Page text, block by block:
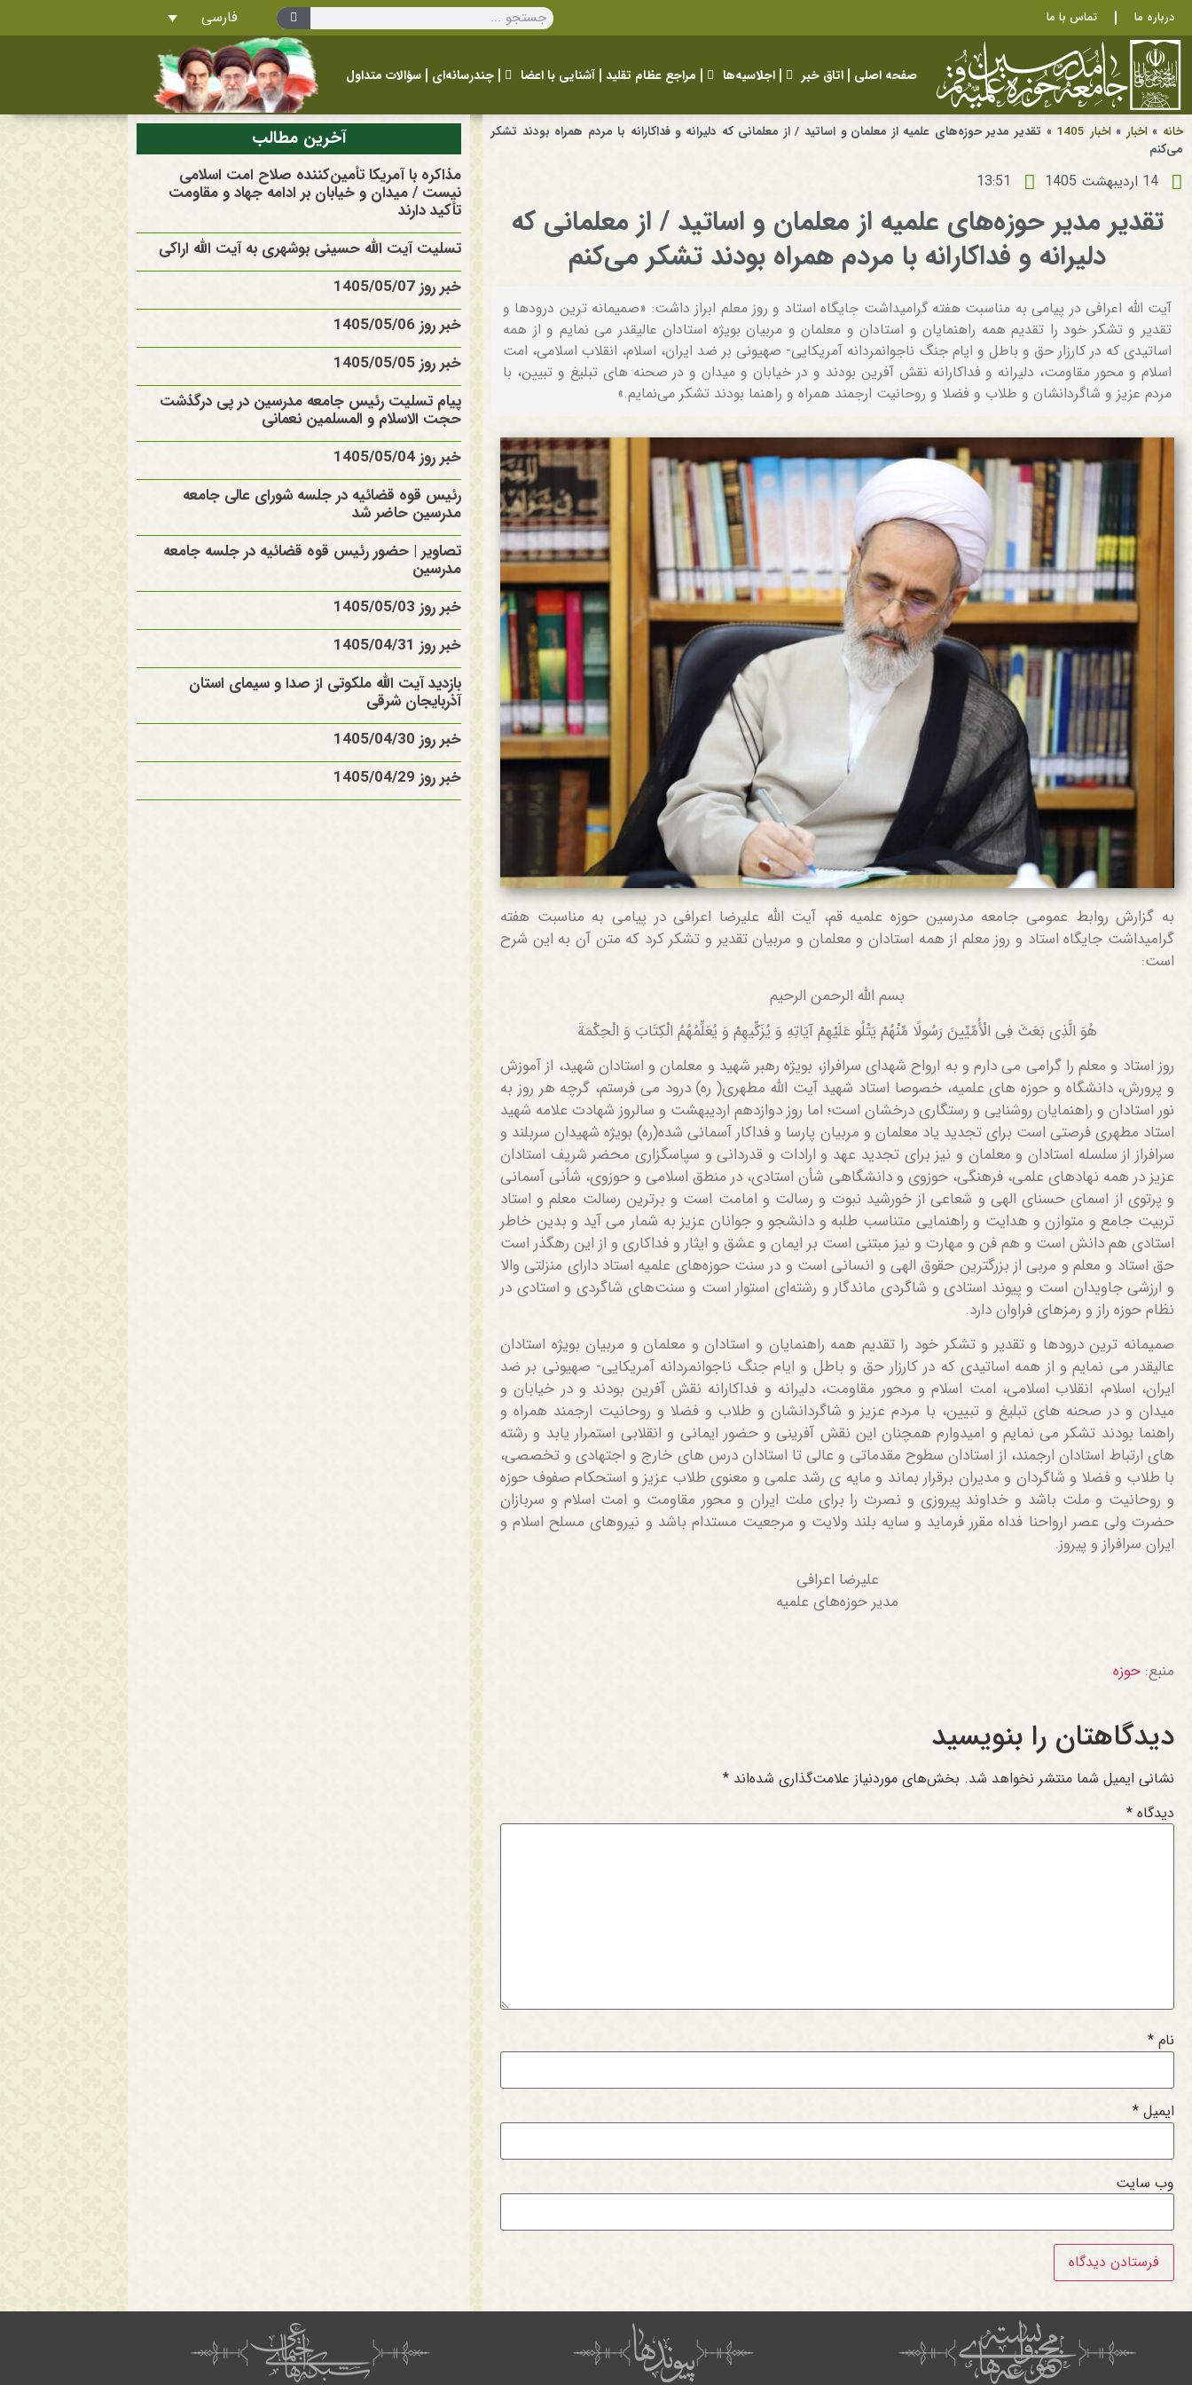
درباره ما تماس با ما فارسی
صفحه اصلی اتاق خبر اجلاسیه‌ها مراجع عظام تقلید آشنایی با اعضا چندرسانه‌ای سؤالات متداول
خانه »اخبار »اخبار 1405 » تقدیر مدیر حوزه‌های علمیه از معلمان و اساتید / از معلمانی که دلیرانه و فداکارانه با مردم همراه بودند تشکر
می‌کنم
14 اردیبهشت 1405 13:51
تقدیر مدیر حوزه‌های علمیه از معلمان و اساتید / از معلمانی که
دلیرانه و فداکارانه با مردم همراه بودند تشکر می‌کنم
آیت الله اعرافی در پیامی به مناسبت هفته گرامیداشت جایگاه استاد و روز معلم ابراز داشت: «صمیمانه ترین درودها و
تقدیر و تشکر خود را تقدیم همه راهنمایان و استادان و معلمان و مربیان بویژه استادان عالیقدر می نمایم و از همه
اساتیدی که در کارزار حق و باطل و ایام جنگ ناجوانمردانه آمریکایی- صهیونی بر ضد ایران، اسلام، انقلاب اسلامی، امت
اسلام و محور مقاومت، دلیرانه و فداکارانه نقش آفرین بودند و در خیابان و میدان و در صحنه های تبلیغ و تبیین، با
مردم عزیز و شاگردانشان و طلاب و فضلا و روحانیت ارجمند همراه و راهنما بودند تشکر می‌نمایم.»
به گزارش روابط عمومی جامعه مدرسین حوزه علمیه قم، آیت الله علیرضا اعرافی در پیامی به مناسبت هفته
گرامیداشت جایگاه استاد و روز معلم از همه استادان و معلمان و مربیان تقدیر و تشکر کرد که متن آن به این شرح
است:
بسم الله الرحمن الرحیم
هُوَ الَّذِی بَعَثَ فِی الْأُمِّیِّینَ رَسُولًا مِّنْهُمْ یَتْلُو عَلَیْهِمْ آیَاتِهِ وَ یُزَکِّیهِمْ وَ یُعَلِّمُهُمُ الْکِتَابَ وَ الْحِکْمَةَ
روز استاد و معلم را گرامی می دارم و به ارواح شهدای سرافراز، بویژه رهبر شهید و معلمان و استادان شهید، از آموزش
و پرورش، دانشگاه و حوزه های علمیه، خصوصا استاد شهید آیت الله مطهری( ره) درود می فرستم، گرچه هر روز به
نور استادان و راهنمایان روشنایی و رستگاری درخشان است؛ اما روز دوازدهم اردیبهشت و سالروز شهادت علامه شهید
استاد مطهری فرصتی است برای تجدید یاد معلمان و مربیان پارسا و فداکار آسمانی شده(ره) بویژه شهیدان سربلند و
سرافراز از سلسله استادان و معلمان و نیز برای تجدید عهد و ارادات و قدردانی و سپاسگزاری محضر شریف استادان
عزیز در همه نهادهای علمی، فرهنگی، حوزوی و دانشگاهی شأن استادی، در منطق اسلامی و حوزوی، شأنی آسمانی
و پرتوی از اسمای حسنای الهی و شعاعی از خورشید نبوت و رسالت و امامت است و برترین رسالت معلم و استاد
تربیت جامع و متوازن و هدایت و راهنمایی متناسب طلبه و دانشجو و جوانان عزیز به شمار می آید و بدین خاطر
استادی هم دانش است و هم فن و مهارت و نیز مبتنی است بر ایمان و عشق و ایثار و فداکاری و از این رهگذر است
حق استاد و معلم و مربی از بزرگترین حقوق الهی و انسانی است و در سنت حوزه‌های علمیه استاد دارای منزلتی والا
و ارزشی جاویدان است و پیوند استادی و شاگردی ماندگار و رشته‌ای استوار است و سنت‌های شاگردی و استادی در
نظام حوزه راز و رمزهای فراوان دارد.
صمیمانه ترین درودها و تقدیر و تشکر خود را تقدیم همه راهنمایان و استادان و معلمان و مربیان بویژه استادان
عالیقدر می نمایم و از همه اساتیدی که در کارزار حق و باطل و ایام جنگ ناجوانمردانه آمریکایی- صهیونی بر ضد
ایران، اسلام، انقلاب اسلامی، امت اسلام و محور مقاومت، دلیرانه و فداکارانه نقش آفرین بودند و در خیابان و
میدان و در صحنه های تبلیغ و تبیین، با مردم عزیز و شاگردانشان و طلاب و فضلا و روحانیت ارجمند همراه و
راهنما بودند تشکر می نمایم و امیدوارم همچنان این نقش آفرینی و حضور ایمانی و انقلابی استمرار یابد و رشته
های ارتباط استادان ارجمند، از استادان سطوح مقدماتی و عالی تا استادان درس های خارج و اجتهادی و تخصصی،
با طلاب و فضلا و شاگردان و مدیران برقرار بماند و مایه ی رشد علمی و معنوی طلاب عزیز و استحکام صفوف حوزه
و روحانیت و ملت باشد و خداوند پیروزی و نصرت را برای ملت ایران و محور مقاومت و امت اسلام و سربازان
حضرت ولی عصر ارواحنا فداه مقرر فرماید و سایه بلند ولایت و مرجعیت مستدام باشد و نیروهای مسلح اسلام و
ایران سرافراز و پیروز.
علیرضا اعرافی
مدیر حوزه‌های علمیه
منبع: حوزه
دیدگاهتان را بنویسید
نشانی ایمیل شما منتشر نخواهد شد. بخش‌های موردنیاز علامت‌گذاری شده‌اند *
دیدگاه *
نام *
ایمیل *
وب‌ سایت
آخرین مطالب
مذاکره با آمریکا تأمین‌کننده صلاح امت اسلامی
نیست / میدان و خیابان بر ادامه جهاد و مقاومت
تأکید دارند
تسلیت آیت الله حسینی بوشهری به آیت الله اراکی
خبر روز 1405/05/07
خبر روز 1405/05/06
خبر روز 1405/05/05
پیام تسلیت رئیس جامعه مدرسین در پی درگذشت
حجت الاسلام و المسلمین نعمانی
خبر روز 1405/05/04
رئیس قوه قضائیه در جلسه شورای عالی جامعه
مدرسین حاضر شد
تصاویر | حضور رئیس قوه قضائیه در جلسه جامعه
مدرسین
خبر روز 1405/05/03
خبر روز 1405/04/31
بازدید آیت الله ملکوتی از صدا و سیمای استان
آذربایجان شرقی
خبر روز 1405/04/30
خبر روز 1405/04/29